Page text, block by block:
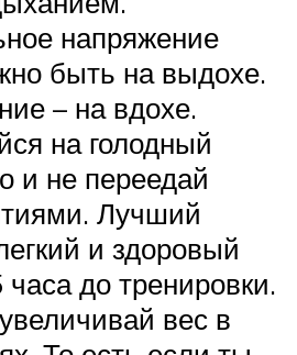
напряжение
быть на выдохе.
– на вдохе.
на голодный
и не переедай
Лучший
и здоровый
до тренировки.
вес в